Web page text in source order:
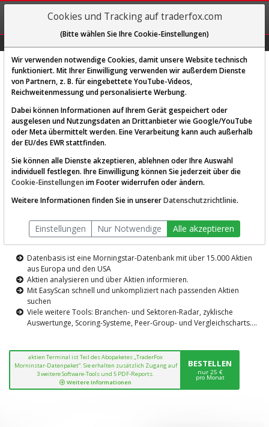
REGIS-
TRIEREN
Diese Funktion ist nur für
AKTIEN-TERMINAL
Die Aktienanalyse-Plattform von
TraderFox
Datenbasis ist eine Morningstar-Datenbank mit über 15.000 Aktien
aus Europa und den USA
Aktien analysieren und über Aktien informieren.
Mit EasyScan schnell und unkompliziert nach passenden Aktien
suchen
Viele weitere Tools: Branchen- und Sektoren-Radar, zyklische
Auswertunge, Scoring-Systeme, Peer-Group- und Vergleichscharts....
aktien Terminal ist Teil des Abopaketes „TraderFox
Morninstar-Datenpaket“. Sie erhalten zusätzlich Zugang auf
3 weitere Software-Tools und 5 PDF-Reports.
Weitere Informationen
BESTELLEN
nur 25 €
pro Monat
Cookies und Tracking auf traderfox.com
(Bitte wählen Sie Ihre Cookie-Einstellungen)
Wir verwenden notwendige Cookies, damit unsere Website technisch
funktioniert. Mit Ihrer Einwilligung verwenden wir außerdem Dienste
von Partnern, z. B. für eingebettete YouTube-Videos,
Reichweitenmessung und personalisierte Werbung.
Dabei können Informationen auf Ihrem Gerät gespeichert oder
ausgelesen und Nutzungsdaten an Drittanbieter wie Google/YouTube
oder Meta übermittelt werden. Eine Verarbeitung kann auch außerhalb
der EU/des EWR stattfinden.
Sie können alle Dienste akzeptieren, ablehnen oder Ihre Auswahl
individuell festlegen. Ihre Einwilligung können Sie jederzeit über die
Cookie-Einstellungen im Footer widerrufen oder ändern.
Weitere Informationen finden Sie in unsererDatenschutzrichtlinie.
Einstellungen Nur Notwendige Alle akzeptieren